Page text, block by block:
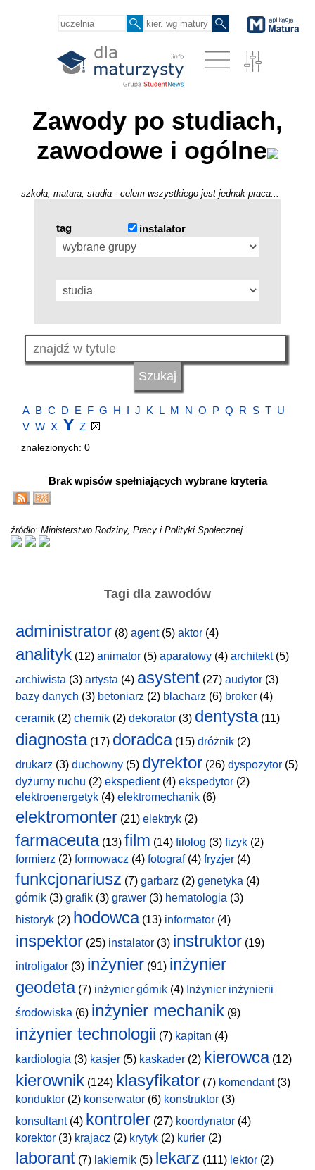
Zawody po studiach,
zawodowe i ogólne
szkoła, matura, studia - celem wszystkiego jest jednak praca...
tag instalator
A B C D E F G H I J K L M N O P Q R S T U
V W X Y Z
znalezionych: 0
Brak wpisów spełniających wybrane kryteria
źródło: Ministerstwo Rodziny, Pracy i Polityki Społecznej
Tagi dla zawodów
administrator (8) agent(5) aktor (4)
analityk (12) animator (5) aparatowy (4) architekt(5)
archiwista (3) artysta (4) asystent (27) audytor (3)
bazy danych (3) betoniarz (2) blacharz (6) broker (4)
ceramik (2) chemik (2) dekorator (3) dentysta(11)
diagnosta(17) doradca(15) dróżnik (2)
drukarz (3) duchowny (5) dyrektor (26) dyspozytor (5)
dyżurny ruchu (2) ekspedient(4) ekspedytor (2)
elektroenergetyk (4) elektromechanik (6)
elektromonter (21) elektryk (2)
farmaceuta(13) film (14) filolog (3) fizyk (2)
formierz (2) formowacz (4) fotograf(4) fryzjer (4)
funkcjonariusz (7) garbarz (2) genetyka (4)
górnik (3) grafik (3) grawer (3) hematologia (3)
historyk (2) hodowca(13) informator (4)
inspektor (25) instalator (3) instruktor (19)
introligator (3) inżynier (91) inżynier
geodeta(7) inżynier górnik (4) Inżynier inżynierii
środowiska (6) inżynier mechanik (9)
inżynier technologii (7) kapitan (4)
kardiologia (3) kasjer (5) kaskader (2) kierowca(12)
kierownik (124) klasyfikator (7) komendant(3)
konduktor (2) konserwator (6) konstruktor (3)
konsultant(4) kontroler (27) koordynator (4)
korektor (3) krajacz (2) krytyk (2) kurier (2)
laborant (7) lakiernik (5) lekarz (111) lektor (2)